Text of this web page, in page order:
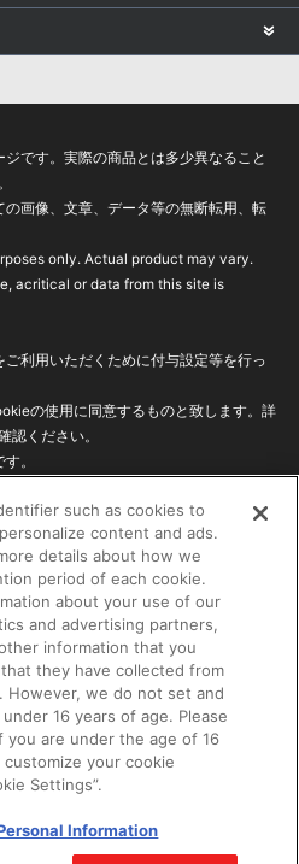
です。実際の商品とは多少異なること
画像、文章、データ等の無断転用、転
only. Actual product may vary.
acritical or data from this site is
利用いただくために付与設定等を行っ
の使用に同意するものと致します。詳
認ください。
。
Do Not Sell or Share My
Personal Information
ソーシャルメディアポリシー
お問い合わせ
イト一覧を表示する
such as cookies to
content and ads.
details about how we
period of each cookie.
about your use of our
and advertising partners,
information that you
they have collected from
However, we do not set and
16 years of age. Please
you are under the age of 16
your cookie
Settings”.
Information